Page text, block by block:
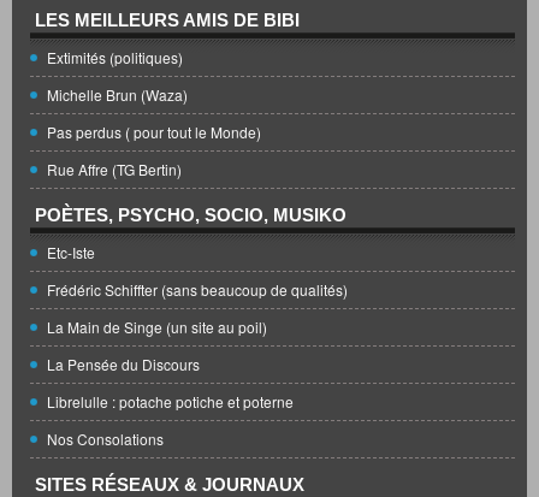
LES MEILLEURS AMIS DE BIBI
Extimités (politiques)
Michelle Brun (Waza)
Pas perdus ( pour tout le Monde)
Rue Affre (TG Bertin)
POÈTES, PSYCHO, SOCIO, MUSIKO
Etc-Iste
Frédéric Schiffter (sans beaucoup de qualités)
La Main de Singe (un site au poil)
La Pensée du Discours
Librelulle : potache potiche et poterne
Nos Consolations
SITES RÉSEAUX & JOURNAUX